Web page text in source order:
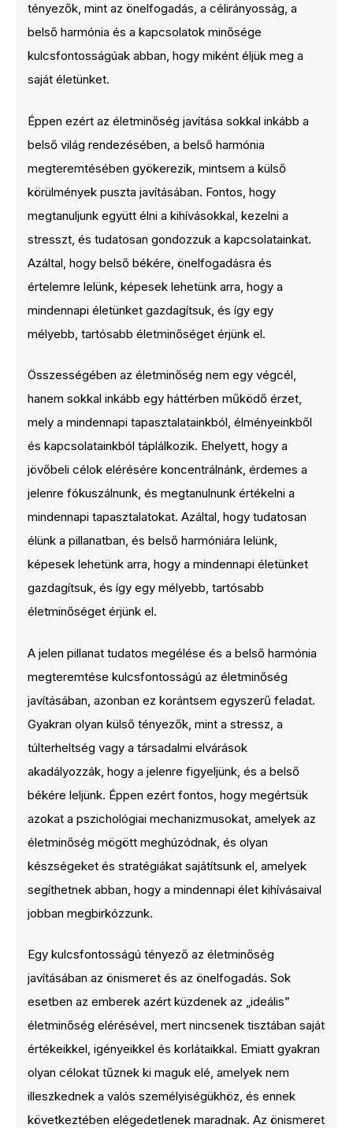
tényezők, mint az önelfogadás, a célirányosság, a
belső harmónia és a kapcsolatok minősége
kulcsfontosságúak abban, hogy miként éljük meg a
saját életünket.
Éppen ezért az életminőség javítása sokkal inkább a
belső világ rendezésében, a belső harmónia
megteremtésében gyökerezik, mintsem a külső
körülmények puszta javításában. Fontos, hogy
megtanuljunk együtt élni a kihívásokkal, kezelni a
stresszt, és tudatosan gondozzuk a kapcsolatainkat.
Azáltal, hogy belső békére, önelfogadásra és
értelemre lelünk, képesek lehetünk arra, hogy a
mindennapi életünket gazdagítsuk, és így egy
mélyebb, tartósabb életminőséget érjünk el.
Összességében az életminőség nem egy végcél,
hanem sokkal inkább egy háttérben működő érzet,
mely a mindennapi tapasztalatainkból, élményeinkből
és kapcsolatainkból táplálkozik. Ehelyett, hogy a
jövőbeli célok elérésére koncentrálnánk, érdemes a
jelenre fókuszálnunk, és megtanulnunk értékelni a
mindennapi tapasztalatokat. Azáltal, hogy tudatosan
élünk a pillanatban, és belső harmóniára lelünk,
képesek lehetünk arra, hogy a mindennapi életünket
gazdagítsuk, és így egy mélyebb, tartósabb
életminőséget érjünk el.
A jelen pillanat tudatos megélése és a belső harmónia
megteremtése kulcsfontosságú az életminőség
javításában, azonban ez korántsem egyszerű feladat.
Gyakran olyan külső tényezők, mint a stressz, a
túlterheltség vagy a társadalmi elvárások
akadályozzák, hogy a jelenre figyeljünk, és a belső
békére leljünk. Éppen ezért fontos, hogy megértsük
azokat a pszichológiai mechanizmusokat, amelyek az
életminőség mögött meghúzódnak, és olyan
készségeket és stratégiákat sajátítsunk el, amelyek
segíthetnek abban, hogy a mindennapi élet kihívásaival
jobban megbirkózzunk.
Egy kulcsfontosságú tényező az életminőség
javításában az önismeret és az önelfogadás. Sok
esetben az emberek azért küzdenek az „ideális”
életminőség elérésével, mert nincsenek tisztában saját
értékeikkel, igényeikkel és korlátaikkal. Emiatt gyakran
olyan célokat tűznek ki maguk elé, amelyek nem
illeszkednek a valós személyiségükhöz, és ennek
következtében elégedetlenek maradnak. Az önismeret